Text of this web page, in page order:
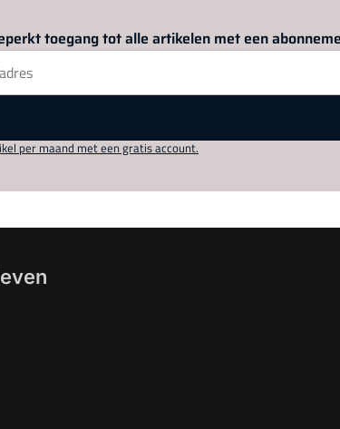
toegang tot alle artikelen met een
per maand met een gratis account.